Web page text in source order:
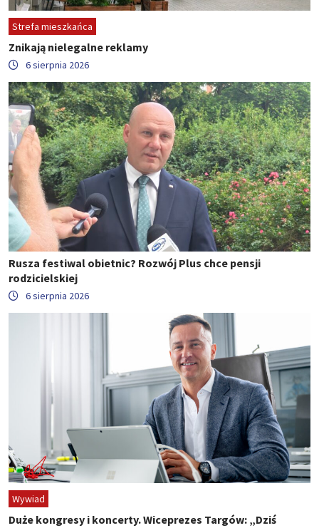
Strefa mieszkańca
Znikają nielegalne reklamy
6 sierpnia 2026
Rusza festiwal obietnic? Rozwój Plus chce pensji
rodzicielskiej
6 sierpnia 2026
Wywiad
Duże kongresy i koncerty. Wiceprezes Targów: „Dziś